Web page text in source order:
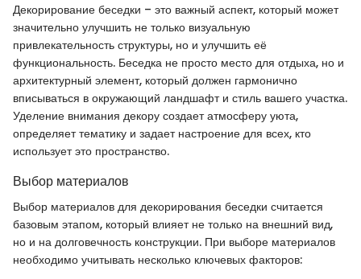
Декорирование беседки – это важный аспект, который может
значительно улучшить не только визуальную
привлекательность структуры, но и улучшить её
функциональность. Беседка не просто место для отдыха, но и
архитектурный элемент, который должен гармонично
вписываться в окружающий ландшафт и стиль вашего участка.
Уделение внимания декору создает атмосферу уюта,
определяет тематику и задает настроение для всех, кто
использует это пространство.
Выбор материалов
Выбор материалов для декорирования беседки считается
базовым этапом, который влияет не только на внешний вид,
но и на долговечность конструкции. При выборе материалов
необходимо учитывать несколько ключевых факторов: